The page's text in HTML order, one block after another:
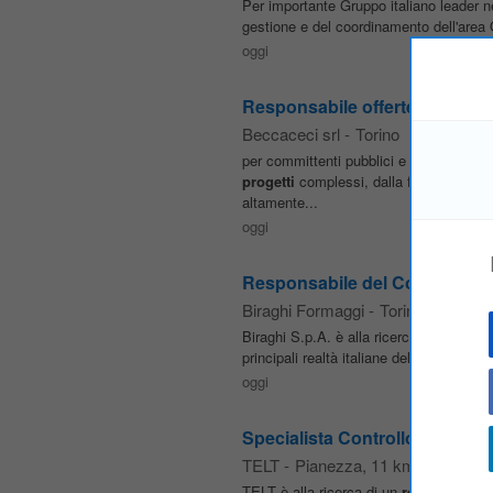
Per importante Gruppo italiano leader
gestione e del coordinamento
oggi
Responsabile offerte ufficio
Beccaceci srl - Torino
per committenti pubblici e privati.
progetti complessi, dalla fase di
altamente...
oggi
Responsabile del Controllo e
Biraghi Formaggi - Torino
Biraghi S.p.A. è alla ricerca di un/una
principali realtà italiane del settore
oggi
Specialista Controllo e
TELT - Pianezza, 11 km da Torino